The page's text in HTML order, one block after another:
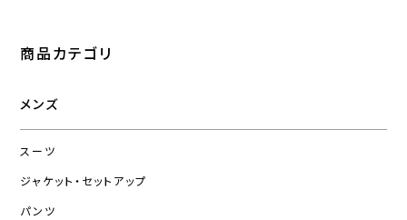
商品カテゴリ
メンズ
スーツ
ジャケット・セットアップ
パンツ